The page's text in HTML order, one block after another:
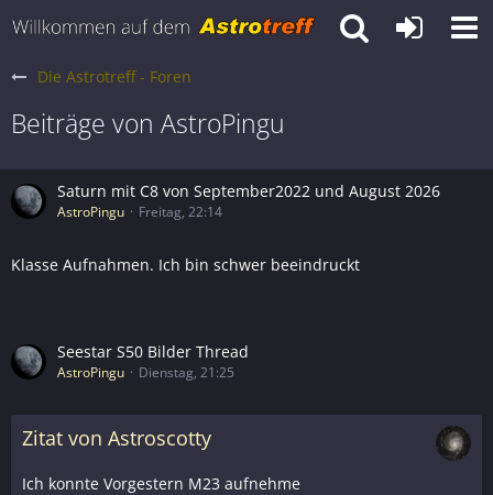
Die Astrotreff - Foren
Beiträge von AstroPingu
Saturn mit C8 von September2022 und August 2026
AstroPingu Freitag, 22:14
Klasse Aufnahmen. Ich bin schwer beeindruckt
Seestar S50 Bilder Thread
AstroPingu Dienstag, 21:25
Zitat von Astroscotty
Ich konnte Vorgestern M23 aufnehme